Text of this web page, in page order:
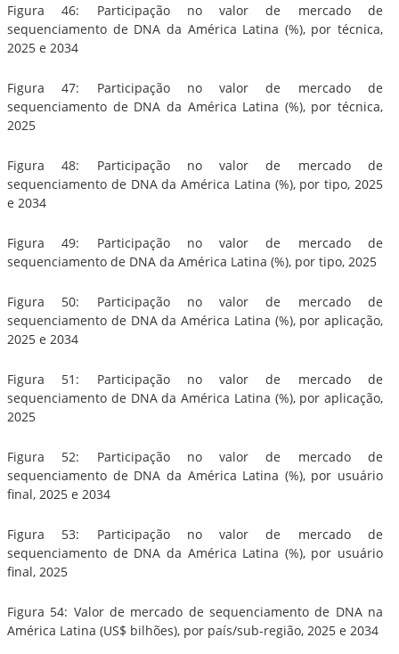
Figura 46: Participação no valor de mercado de
sequenciamento de DNA da América Latina (%), por técnica,
2025 e 2034
Figura 47: Participação no valor de mercado de
sequenciamento de DNA da América Latina (%), por técnica,
2025
Figura 48: Participação no valor de mercado de
sequenciamento de DNA da América Latina (%), por tipo, 2025
e 2034
Figura 49: Participação no valor de mercado de
sequenciamento de DNA da América Latina (%), por tipo, 2025
Figura 50: Participação no valor de mercado de
sequenciamento de DNA da América Latina (%), por aplicação,
2025 e 2034
Figura 51: Participação no valor de mercado de
sequenciamento de DNA da América Latina (%), por aplicação,
2025
Figura 52: Participação no valor de mercado de
sequenciamento de DNA da América Latina (%), por usuário
final, 2025 e 2034
Figura 53: Participação no valor de mercado de
sequenciamento de DNA da América Latina (%), por usuário
final, 2025
Figura 54: Valor de mercado de sequenciamento de DNA na
América Latina (US$ bilhões), por país/sub-região, 2025 e 2034